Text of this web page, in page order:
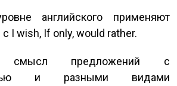
английского применяют
с I wish, If only, would rather.
смысл предложений с
и разными видами